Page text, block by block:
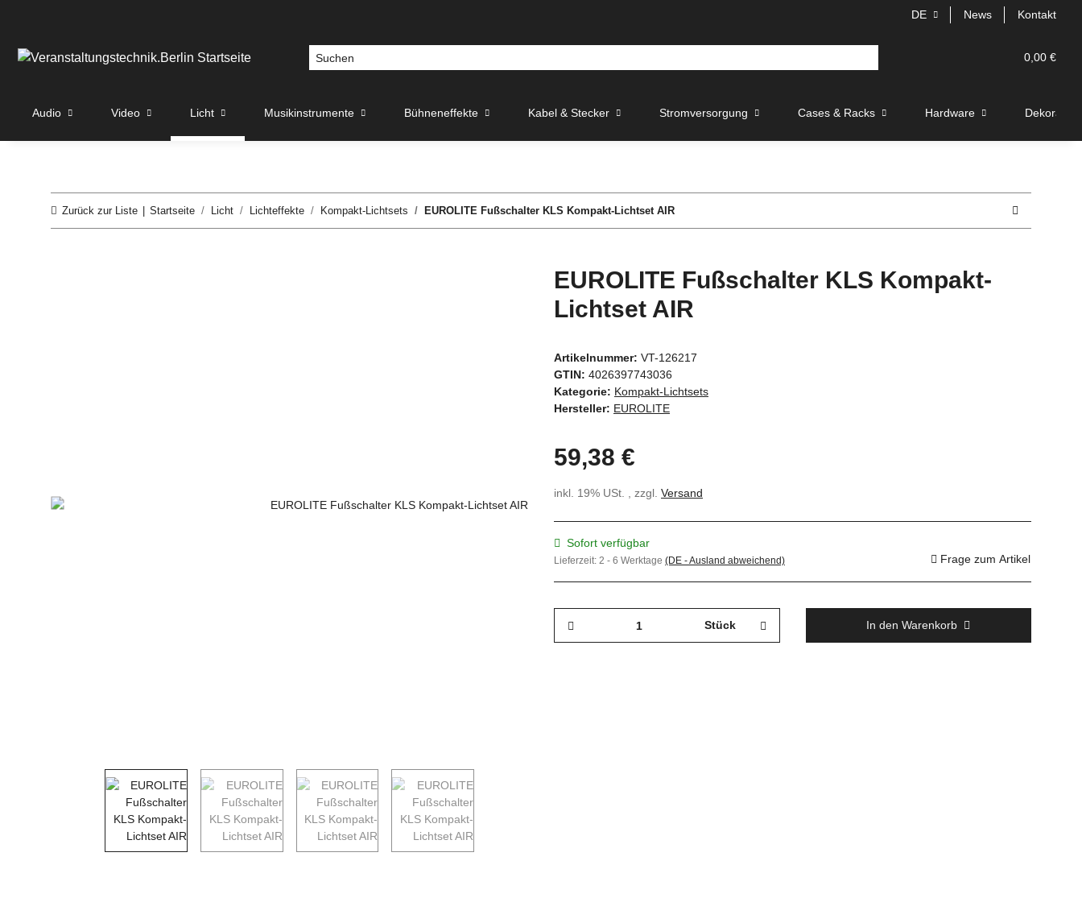
DE News Kontakt
0,00 €
Audio Video Licht Musikinstrumente Bühneneffekte Kabel & Stecker Stromversorgung Cases & Racks Hardware Dekoration
Zurück zur Liste Startseite Licht Lichteffekte Kompakt-Lichtsets EUROLITE Fußschalter KLS Kompakt-Lichtset AIR
EUROLITE Fußschalter KLS Kompakt-
Lichtset AIR
Artikelnummer: VT-126217
GTIN: 4026397743036
Kategorie: Kompakt-Lichtsets
Hersteller: EUROLITE
59,38 €
inkl. 19% USt. , zzgl. Versand
Sofort verfügbar
Lieferzeit: 2 - 6 Werktage (DE - Ausland abweichend) Frage zum Artikel
Stück In den Warenkorb